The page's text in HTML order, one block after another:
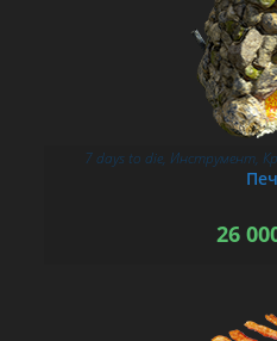
В
7 days to die, Инструмент,
26